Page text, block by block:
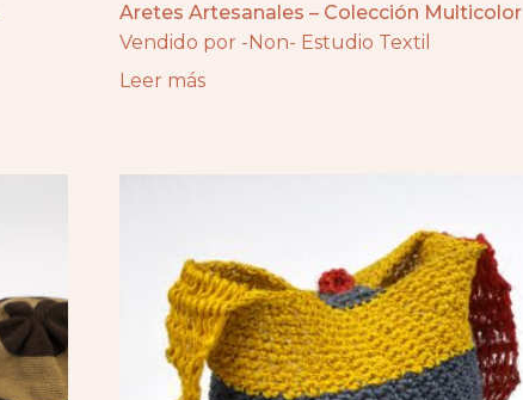
Aretes Artesanales – Colección Multicolor
Vendido por -Non- Estudio Textil
Leer más